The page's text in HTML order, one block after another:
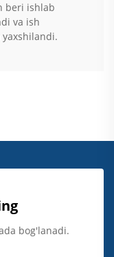
beri ishlab
va ish
bog'lanadi.